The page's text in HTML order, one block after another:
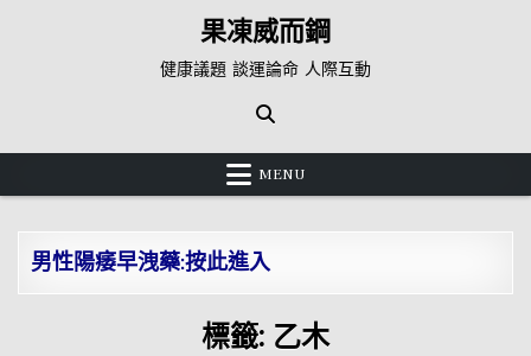
果凍威而鋼
健康議題 談運論命 人際互動
MENU
男性陽痿早洩藥:按此進入
標籤: 乙木